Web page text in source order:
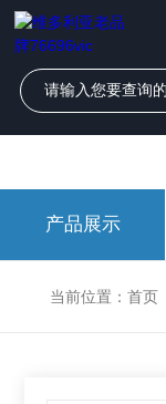
维多利亚老品牌
产品展示
当前位置： 首页